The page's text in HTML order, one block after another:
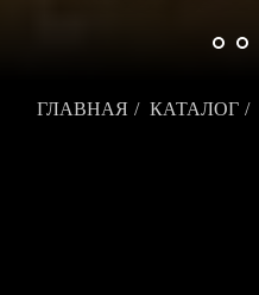
ГЛАВНАЯ / КАТАЛОГ /